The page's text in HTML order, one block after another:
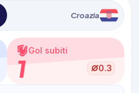
Croazia
Gol subiti
1 0.3